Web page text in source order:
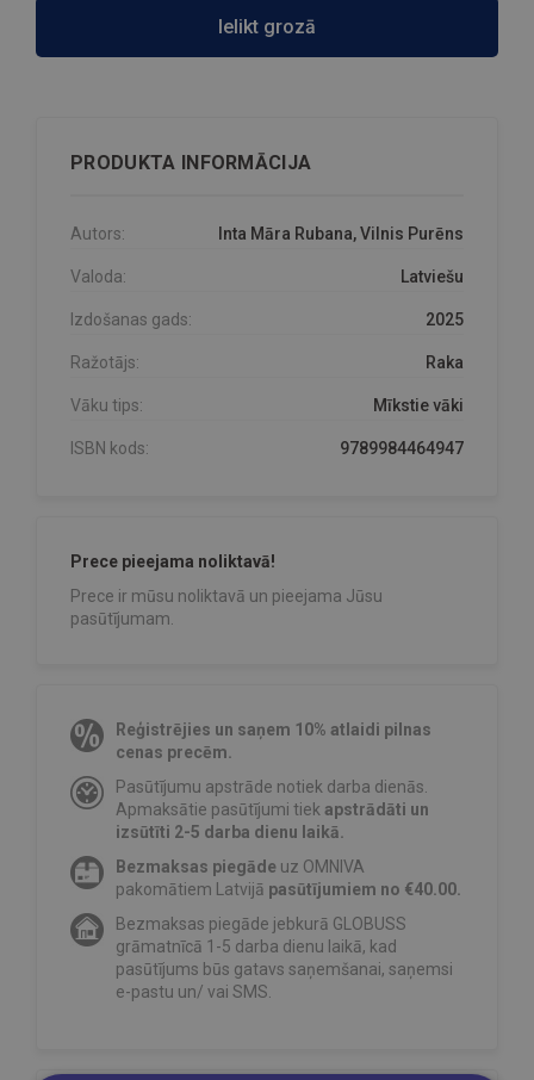
Ielikt grozā
PRODUKTA INFORMĀCIJA
Autors: Inta Māra Rubana, Vilnis Purēns
Valoda: Latviešu
Izdošanas gads: 2025
Ražotājs: Raka
Vāku tips: Mīkstie vāki
ISBN kods: 9789984464947
Prece pieejama noliktavā!
Prece ir mūsu noliktavā un pieejama Jūsu
pasūtījumam.
Reģistrējies un saņem 10% atlaidi pilnas
cenas precēm.
Pasūtījumu apstrāde notiek darba dienās.
Apmaksātie pasūtījumi tiekapstrādāti un
izsūtīti 2-5 darba dienu laikā.
Bezmaksas piegāde uz OMNIVA
pakomātiem Latvijā pasūtījumiem no €40.00.
Bezmaksas piegāde jebkurā GLOBUSS
grāmatnīcā 1-5 darba dienu laikā, kad
pasūtījums būs gatavs saņemšanai, saņemsi
e-pastu un/ vai SMS.